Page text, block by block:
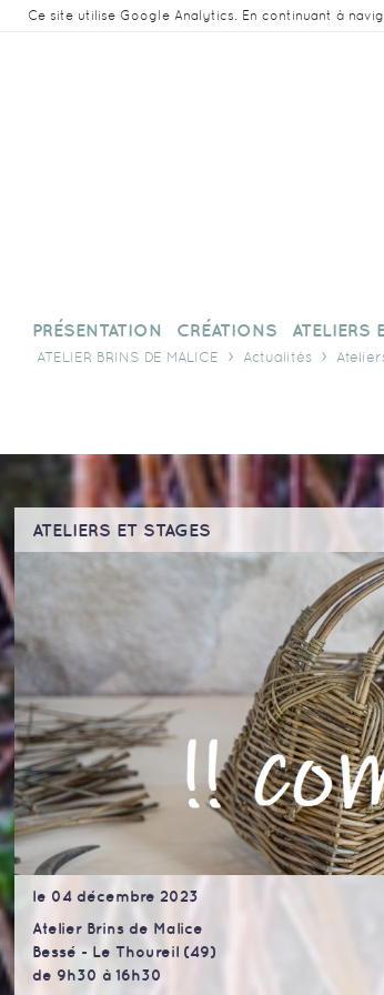
Ce site utilise Google Analytics. En continuant à
PRÉSENTATION CRÉATIONS ATELIERS
ATELIER BRINS DE MALICE Actualités
ATELIERS ET STAGES
le 04 décembre 2023
Atelier Brins de Malice
Bessé - Le Thoureil (49)
de 9h30 à 16h30